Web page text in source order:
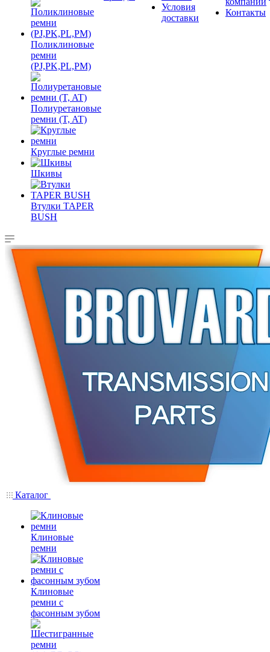
Поликлиновые
ремни
(PJ,PK,PL,PM)
Полиуретановые
ремни (T, AT)
Круглые ремни
Шкивы
Втулки TAPER
BUSH
Условия
доставки
Контакты
Каталог
Клиновые
ремни
Клиновые
ремни с
фасонным зубом